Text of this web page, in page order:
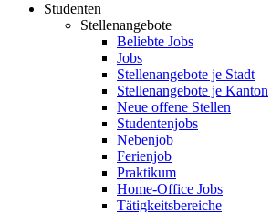
Studenten
Stellenangebote
Beliebte Jobs
Jobs
Stellenangebote je Stadt
Stellenangebote je Kanton
Neue offene Stellen
Studentenjobs
Nebenjob
Ferienjob
Praktikum
Home-Office Jobs
Tätigkeitsbereiche